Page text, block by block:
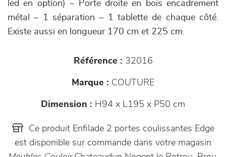
led en option) – Porte droite en bois encadrement
métal – 1 séparation – 1 tablette de chaque côté.
Existe aussi en longueur 170 cm et 225 cm.
Référence : 32016
Marque : COUTURE
Dimension : H94 x L195 x P50 cm
Ce produit Enfilade 2 portes coulissantes Edge
est disponible sur commande dans votre magasin